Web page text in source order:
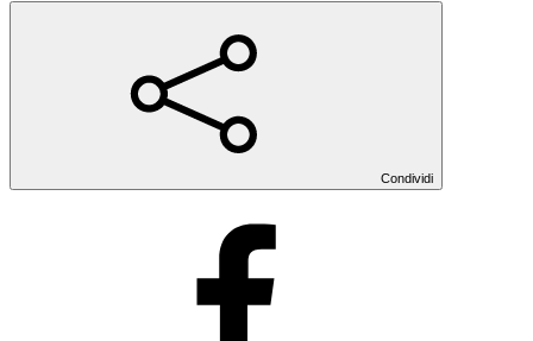
Condividi